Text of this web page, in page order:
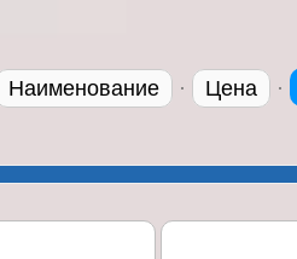
Наименование · Цена ·